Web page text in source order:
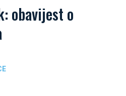
obavijest o